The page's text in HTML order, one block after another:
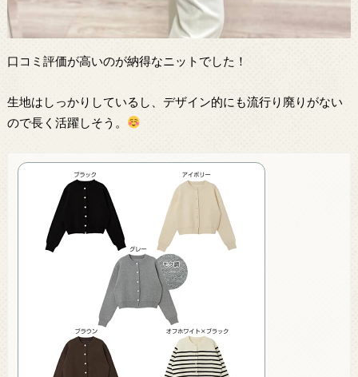
口コミ評価が高いのが納得なニットでした！
生地はしっかりしているし、デザイン的にも流行り廃りがない
ので長く活躍しそう。